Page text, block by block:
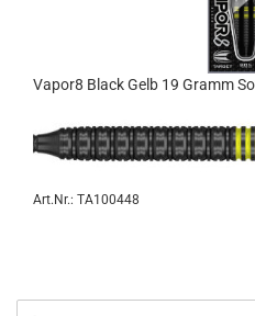
Vapor8 Black Gelb 19 Gramm
Art.Nr.: TA100448